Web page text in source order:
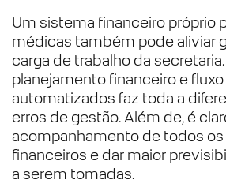
Um sistema financeiro próprio
médicas também pode aliviar
carga de trabalho da
planejamento financeiro e
automatizados faz toda a
erros de gestão. Além de, é
acompanhamento de todos
financeiros e dar maior
a serem tomadas.